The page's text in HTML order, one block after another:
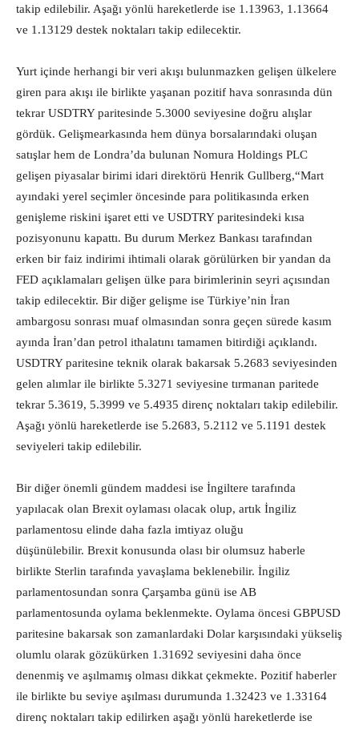
takip edilebilir. Aşağı yönlü hareketlerde ise 1.13963, 1.13664
ve 1.13129 destek noktaları takip edilecektir.
Yurt içinde herhangi bir veri akışı bulunmazken gelişen ülkelere
giren para akışı ile birlikte yaşanan pozitif hava sonrasında dün
tekrar USDTRY paritesinde 5.3000 seviyesine doğru alışlar
gördük. Gelişmearkasında hem dünya borsalarındaki oluşan
satışlar hem de Londra’da bulunan Nomura Holdings PLC
gelişen piyasalar birimi idari direktörü Henrik Gullberg,“Mart
ayındaki yerel seçimler öncesinde para politikasında erken
genişleme riskini işaret etti ve USDTRY paritesindeki kısa
pozisyonunu kapattı. Bu durum Merkez Bankası tarafından
erken bir faiz indirimi ihtimali olarak görülürken bir yandan da
FED açıklamaları gelişen ülke para birimlerinin seyri açısından
takip edilecektir. Bir diğer gelişme ise Türkiye’nin İran
ambargosu sonrası muaf olmasından sonra geçen sürede kasım
ayında İran’dan petrol ithalatını tamamen bitirdiği açıklandı.
USDTRY paritesine teknik olarak bakarsak 5.2683 seviyesinden
gelen alımlar ile birlikte 5.3271 seviyesine tırmanan paritede
tekrar 5.3619, 5.3999 ve 5.4935 direnç noktaları takip edilebilir.
Aşağı yönlü hareketlerde ise 5.2683, 5.2112 ve 5.1191 destek
seviyeleri takip edilebilir.
Bir diğer önemli gündem maddesi ise İngiltere tarafında
yapılacak olan Brexit oylaması olacak olup, artık İngiliz
parlamentosu elinde daha fazla imtiyaz oluğu
düşünülebilir. Brexit konusunda olası bir olumsuz haberle
birlikte Sterlin tarafında yavaşlama beklenebilir. İngiliz
parlamentosundan sonra Çarşamba günü ise AB
parlamentosunda oylama beklenmekte. Oylama öncesi GBPUSD
paritesine bakarsak son zamanlardaki Dolar karşısındaki yükseliş
olumlu olarak gözükürken 1.31692 seviyesini daha önce
denenmiş ve aşılmamış olması dikkat çekmekte. Pozitif haberler
ile birlikte bu seviye aşılması durumunda 1.32423 ve 1.33164
direnç noktaları takip edilirken aşağı yönlü hareketlerde ise